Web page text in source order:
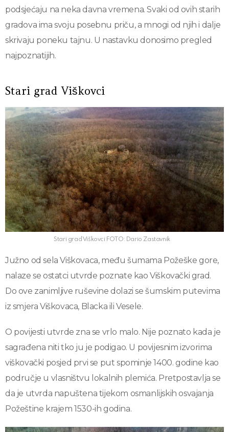
podsjećaju na neka davna vremena. Svaki od ovih starih
gradova ima svoju posebnu priču, a mnogi od njih i dalje
skrivaju poneku tajnu. U nastavku donosimo pregled
najpoznatijih.
Stari grad Viškovci
Stari grad Viškovci FOTO: Dario Zastavnik
Južno od sela Viškovaca, među šumama Požeške gore,
nalaze se ostatci utvrde poznate kao Viškovački grad.
Do ove zanimljive ruševine dolazi se šumskim putevima
iz smjera Viškovaca, Blacka ili Vesele.
O povijesti utvrde zna se vrlo malo. Nije poznato kada je
sagrađena niti tko ju je podigao. U povijesnim izvorima
viškovački posjed prvi se put spominje 1400. godine kao
područje u vlasništvu lokalnih plemića. Pretpostavlja se
da je utvrda napuštena tijekom osmanlijskih osvajanja
Požeštine krajem 1530-ih godina.